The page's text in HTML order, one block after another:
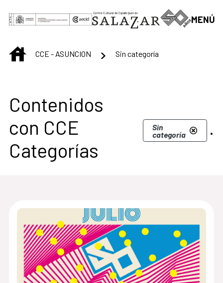
Saltar al contenido principal
MENÚ
INICIOCCE - ASUNCION Sin categoría
Contenidos
con CCE
Categorías
Sin
categoría .